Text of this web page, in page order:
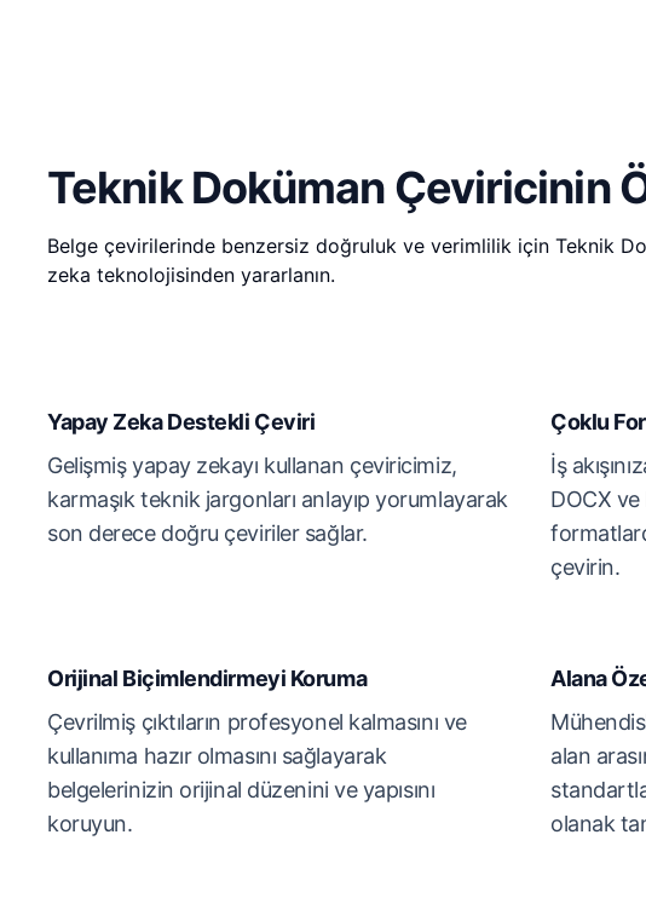
Teknik Doküman Çeviricinin
Belge çevirilerinde benzersiz doğruluk ve verimlilik için Teknik
zeka teknolojisinden yararlanın.
Yapay Zeka Destekli Çeviri
Gelişmiş yapay zekayı kullanan çeviricimiz,
karmaşık teknik jargonları anlayıp yorumlayarak
son derece doğru çeviriler sağlar.
Çoklu
İş
DOCX
çevirin.
Orijinal Biçimlendirmeyi Koruma
Çevrilmiş çıktıların profesyonel kalmasını ve
kullanıma hazır olmasını sağlayarak
belgelerinizin orijinal düzenini ve yapısını
koruyun.
Alana
alan
olanak